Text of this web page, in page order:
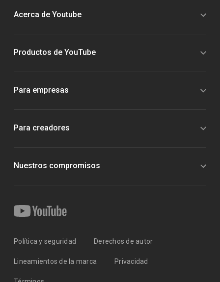
Acerca de Youtube
Productos de YouTube
Para empresas
Para creadores
Nuestros compromisos
Política y seguridad Derechos de autor
Lineamientos de la marca Privacidad